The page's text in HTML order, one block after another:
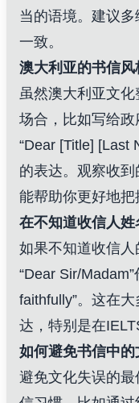
当的语境。建议
一致。
澳大利亚的书信风
虽然澳大利亚文
场合，比如写给
“Dear [Title] [Last
的表达。观察收到
能帮助你更好地把
在不知道收信人姓
如果不知道收信
“Dear Sir/
faithfully”。这在
达，特别是在
如何避免书信中的
避免文化失误的